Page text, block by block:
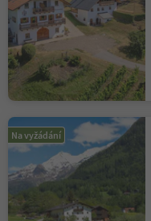
Na vyžádání